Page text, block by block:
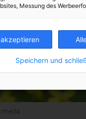
Messung des
akzeptieren
Speichern und